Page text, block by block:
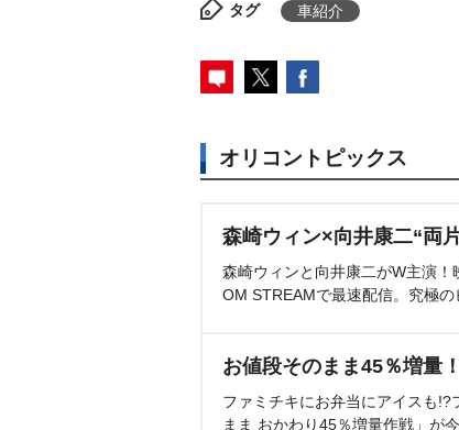
タグ 車紹介
オリコントピックス
森崎ウィン×向井康二“両
森崎ウィンと向井康二がW主演
OM STREAMで最速配信。究極の
お値段そのまま45％増量
ファミチキにお弁当にアイスも
まま おかわり45％増量作戦」が